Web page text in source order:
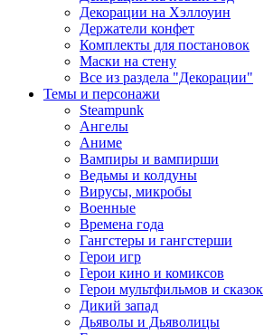
Декорации на Хэллоуин
Держатели конфет
Комплекты для постановок
Маски на стену
Все из раздела "Декорации"
Темы и персонажи
Steampunk
Ангелы
Аниме
Вампиры и вампирши
Ведьмы и колдуны
Вирусы, микробы
Военные
Времена года
Гангстеры и гангстерши
Герои игр
Герои кино и комиксов
Герои мультфильмов и сказок
Дикий запад
Дьяволы и Дьяволицы